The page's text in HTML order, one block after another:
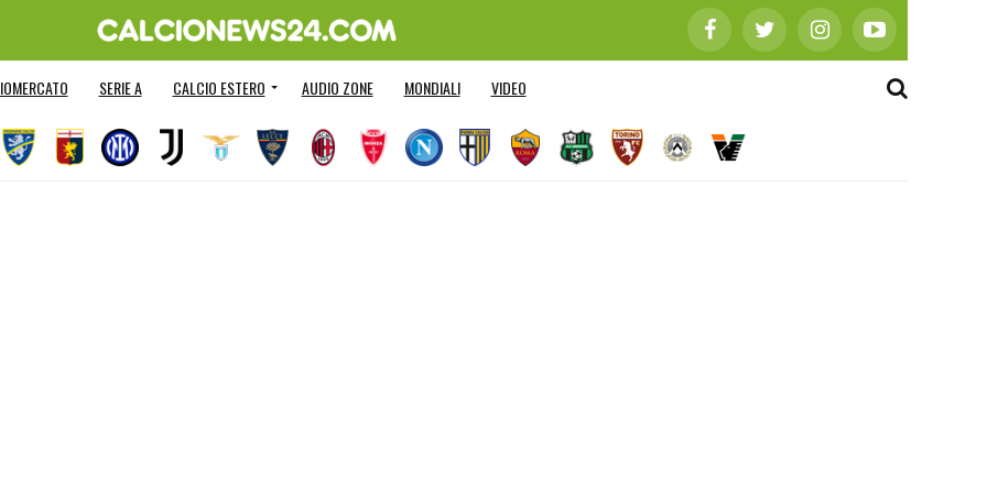
SERIE A CALCIO ESTERO AUDIO ZONE MONDIALI VIDEO